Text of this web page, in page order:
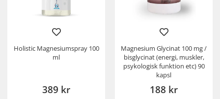
Holistic Magnesiumspray 100
ml
389 kr
Magnesium Glycinat 100 mg /
bisglycinat (energi, muskler,
psykologisk funktion etc) 90
kapsl
188 kr